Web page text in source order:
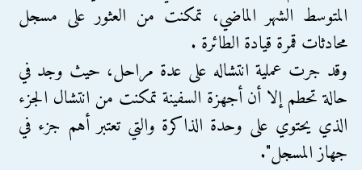
المتوسط الشهر الماضي، تمكنت من العثور على مسجل
محادثات قمرة قيادة الطائرة .
وقد جرت عملية انتشاله على عدة مراحل، حيث وجد في
حالة تحطم إلا أن أجهزة السفينة تمكنت من انتشال الجزء
الذي يحتوي على وحدة الذاكرة والتي تعتبر أهم جزء في
جهاز المسجل".